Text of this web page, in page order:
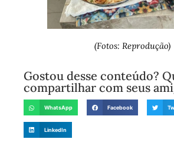
(Fotos: Reprodução)
Gostou desse conteúdo?
compartilhar com seus
WhatsApp Facebook
LinkedIn